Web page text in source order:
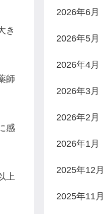
き
師
感
上
2026年6月
2026年5月
2026年4月
2026年3月
2026年2月
2026年1月
2025年12月
2025年11月